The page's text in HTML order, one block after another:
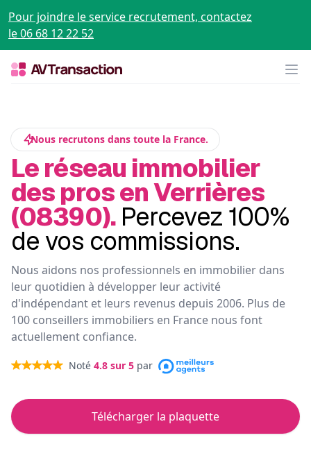
Pour joindre le service recrutement, contactez
le 06 68 12 22 52
Nous recrutons dans toute la France.
Le réseau immobilier
des pros en Verrières
(08390). Percevez 100%
de vos commissions.
Nous aidons nos professionnels en immobilier dans
leur quotidien à développer leur activité
d'indépendant et leurs revenus depuis 2006. Plus de
100 conseillers immobiliers en France nous font
actuellement confiance.
Noté 4.8 sur 5 par
Télécharger la plaquette